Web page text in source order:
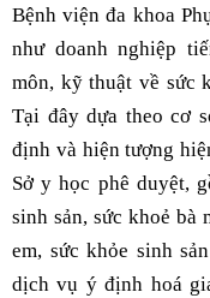
Bệnh viện đa khoa
như doanh nghiệp
môn, kỹ thuật về sức
Tại đây dựa theo cơ
định và hiện tượng
Sở y học phê duyệt,
sinh sản, sức khoẻ bà
em, sức khỏe sinh
dịch vụ ý định hoá